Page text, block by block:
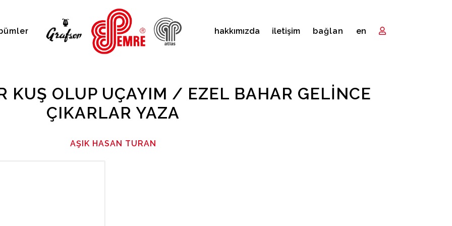
hakkımızda i̇letişim bağlan en
KUŞ OLUP UÇAYIM / EZEL BAHAR GELINCE
ÇIKARLAR YAZA
AŞIK HASAN TURAN